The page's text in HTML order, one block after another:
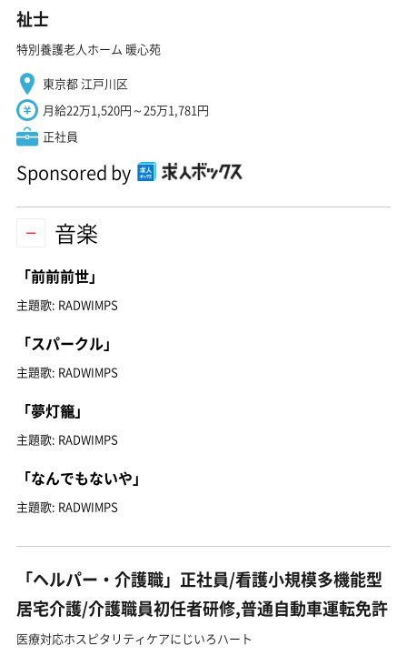
祉士
特別養護老人ホーム 暖心苑
東京都 江戸川区
月給22万1,520円～25万1,781円
正社員
Sponsored by
音楽
「前前前世」
主題歌: RADWIMPS
「スパークル」
主題歌: RADWIMPS
「夢灯籠」
主題歌: RADWIMPS
「なんでもないや」
主題歌: RADWIMPS
「ヘルパー・介護職」正社員/看護小規模多機能型
居宅介護/介護職員初任者研修,普通自動車運転免許
医療対応ホスピタリティケアにじいろハート